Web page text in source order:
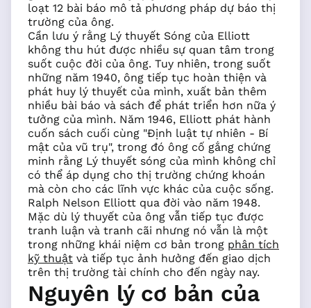
loạt 12 bài báo mô tả phương pháp dự báo thị
trường của ông.
Cần lưu ý rằng Lý thuyết Sóng của Elliott
không thu hút được nhiều sự quan tâm trong
suốt cuộc đời của ông. Tuy nhiên, trong suốt
những năm 1940, ông tiếp tục hoàn thiện và
phát huy lý thuyết của mình, xuất bản thêm
nhiều bài báo và sách để phát triển hơn nữa ý
tưởng của mình. Năm 1946, Elliott phát hành
cuốn sách cuối cùng "Định luật tự nhiên - Bí
mật của vũ trụ", trong đó ông cố gắng chứng
minh rằng Lý thuyết sóng của mình không chỉ
có thể áp dụng cho thị trường chứng khoán
mà còn cho các lĩnh vực khác của cuộc sống.
Ralph Nelson Elliott qua đời vào năm 1948.
Mặc dù lý thuyết của ông vẫn tiếp tục được
tranh luận và tranh cãi nhưng nó vẫn là một
trong những khái niệm cơ bản trong phân tích
kỹ thuật và tiếp tục ảnh hưởng đến giao dịch
trên thị trường tài chính cho đến ngày nay.
Nguyên lý cơ bản của